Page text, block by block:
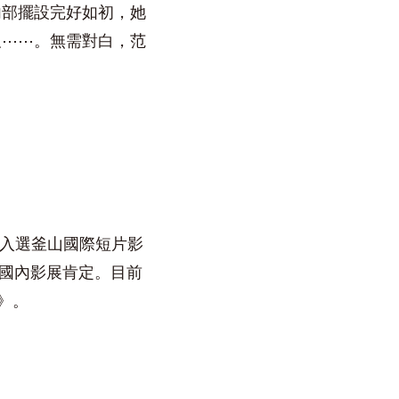
擺設完好如初，她
⋯⋯。無需對白，范
選釜山國際短片影
內影展肯定。目前
。